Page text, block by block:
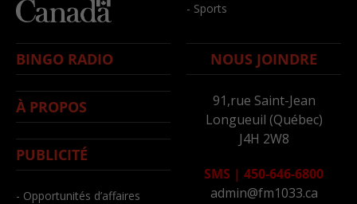
- Sports
BINGO RADIO
À PROPOS
PUBLICITÉ
- Opportunités d’affaires
NOUS JOINDRE
91,rue Saint-Jean
Longueuil (Québec)
J4H 2W8
SMS | 450-646-6800
admin@fm1033.ca